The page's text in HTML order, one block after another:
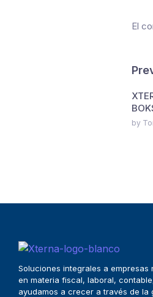
El
by
Soluciones integrales a
en materia fiscal, laboral,
ayudamos a crecer a través de la